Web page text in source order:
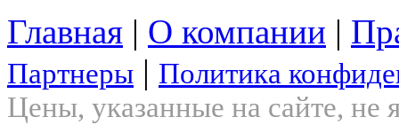
Главная | О компании |
Партнеры | Политика
Цены, указанные на сайте, не